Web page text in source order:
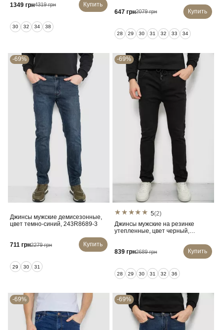
1349 грн4319 грн Купить
30 32 34 38
647 грн2079 грн Купить
28 29 30 31 32 33 34
-69%
Джинсы мужские демисезонные,
цвет темно-синий, 243R8689-3
711 грн2279 грн Купить
29 30 31
-69%
5(2)
Джинсы мужские на резинке
утепленные, цвет черный,
839 грн2689 грн Купить
28 29 30 31 32 36
-69% -69%